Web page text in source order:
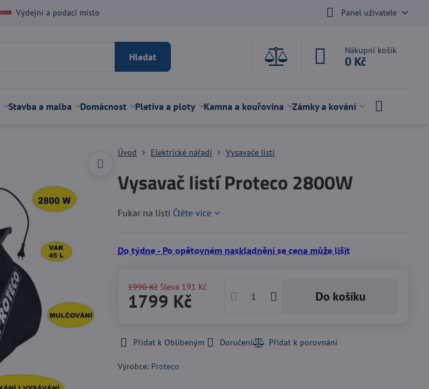
Výdejní a podací místo Panel uživatele
Hledat
Nákupní košík
0 Kč
Stavba a malba Domácnost Pletiva a ploty Kamna a kouřovina Zámky a kování
Úvod Elektrické nářadí Vysavače listí
Vysavač listí Proteco 2800W
Fukar na listí Čtěte více
Do týdne - Po opětovném naskladnění se cena může lišit
1990 Kč Sleva 191 Kč
1799 Kč Do košíku
Přidat k Oblíbeným Doručení
Výrobce: Proteco